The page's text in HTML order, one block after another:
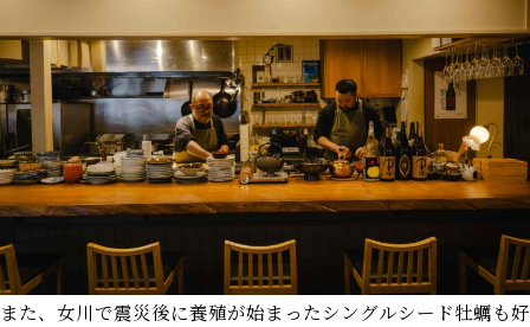
また、女川で震災後に養殖が始まったシングルシード牡蠣も好